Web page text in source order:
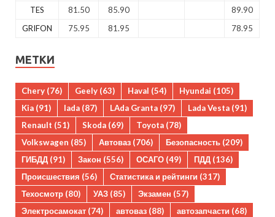
TES
81.50 85.90
89.90
GRIFON
75.95 81.95 78.95
МЕТКИ
Chery (76) Geely (63) Haval (54) Hyundai (105)
Kia (91) lada (87) LAda Granta (97) Lada Vesta (91)
Renault (51) Skoda (69) Toyota (78)
Volkswagen (85) Автоваз (706) Безопасность (209)
ГИБДД (91) Закон (556) ОСАГО (49) ПДД (136)
Происшествия (56) Статистика и рейтинги (317)
Техосмотр (80) УАЗ (85) Экзамен (57)
Электросамокат (74) автоваз (88) автозапчасти (68)